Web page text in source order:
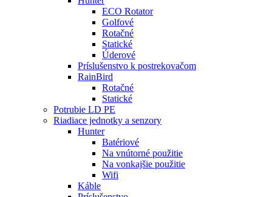
ECO Rotator
Golfové
Rotačné
Statické
Úderové
Príslušenstvo k postrekovačom
RainBird
Rotačné
Statické
Potrubie LD PE
Riadiace jednotky a senzory
Hunter
Batériové
Na vnútorné použitie
Na vonkajšie použitie
Wifi
Káble